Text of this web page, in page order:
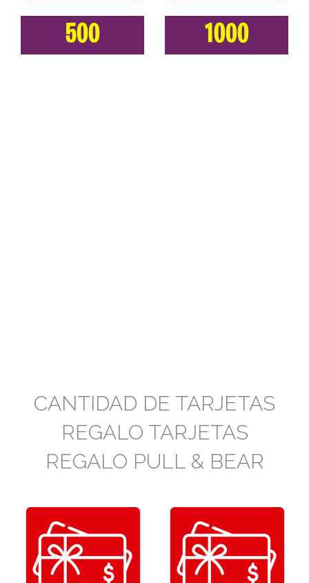
500 1000
CANTIDAD DE TARJETAS
REGALO TARJETAS
REGALO PULL & BEAR